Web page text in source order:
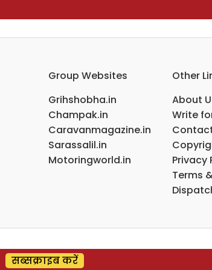
Group Websites
Grihshobha.in
Champak.in
Caravanmagazine.in
Sarassalil.in
Motoringworld.in
Other
About
Write
Privacy
Terms
सब्सक्राइब करें